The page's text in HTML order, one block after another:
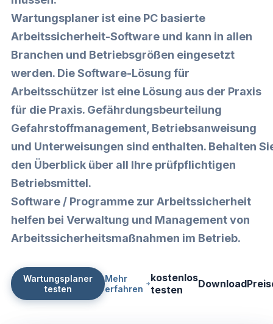
Wartungsplaner ist eine PC basierte
Arbeitssicherheit-Software und kann in allen
Branchen und Betriebsgrößen eingesetzt
werden. Die Software-Lösung für
Arbeitsschützer ist eine Lösung aus der Praxis
für die Praxis. Gefährdungsbeurteilung
Gefahrstoffmanagement, Betriebsanweisung
und Unterweisungen sind enthalten. Behalten
den Überblick über all Ihre prüfpflichtigen
Betriebsmittel.
Software / Programme zur Arbeitssicherheit
helfen bei Verwaltung und Management von
Arbeitssicherheitsmaßnahmen im Betrieb.
Wartungsplaner
testen
Mehr
erfahren
kostenlos
testen
Download